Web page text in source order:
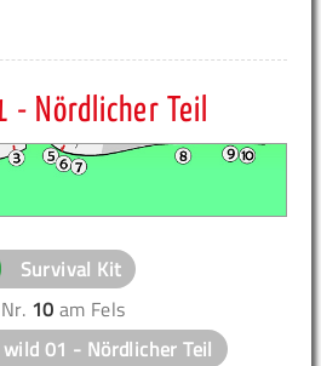
Nördlicher Teil
Survival Kit
10 am Fels
01 - Nördlicher Teil